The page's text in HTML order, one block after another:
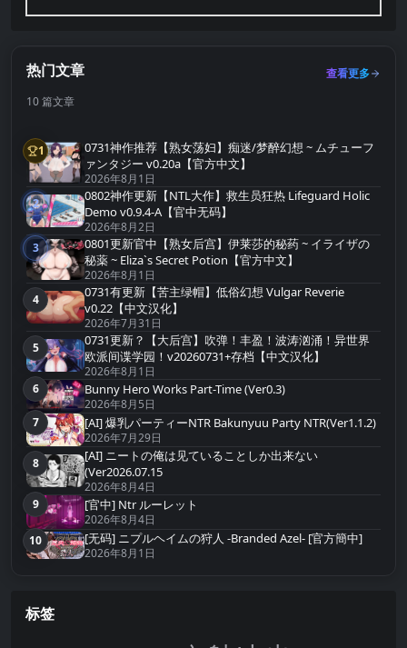
热门文章
查看更多
10 篇文章
第1名
1
0731神作推荐【熟女荡妇】痴迷/梦醉幻想 ~ ムチューフ
ァンタジー v0.20a【官方中文】
2026年8月1日
第2名
2
0802神作更新【NTL大作】救生员狂热 Lifeguard Holic
Demo v0.9.4-A【官中无码】
2026年8月2日
第3名
3
0801更新官中【熟女后宫】伊莱莎的秘药 ~ イライザの
秘薬 ~ Eliza`s Secret Potion【官方中文】
2026年8月1日
第4名
4
0731有更新【苦主绿帽】低俗幻想 Vulgar Reverie
v0.22【中文汉化】
2026年7月31日
第5名
5
0731更新？【大后宫】吹弹！丰盈！波涛汹涌！异世界
欧派间谍学园！v20260731+存档【中文汉化】
2026年8月1日
第6名
6 Bunny Hero Works Part-Time (Ver0.3)
2026年8月5日
第7名
7 [AI] 爆乳パーティーNTR Bakunyuu Party NTR(Ver1.1.2)
2026年7月29日
第8名
8
[AI] ニートの俺は见ていることしか出来ない
(Ver2026.07.15
2026年8月4日
第9名
9 [官中] Ntr ルーレット
2026年8月4日
第10名
10 [无码] ニプルヘイムの狩人 -Branded Azel- [官方簡中]
2026年8月1日
标签